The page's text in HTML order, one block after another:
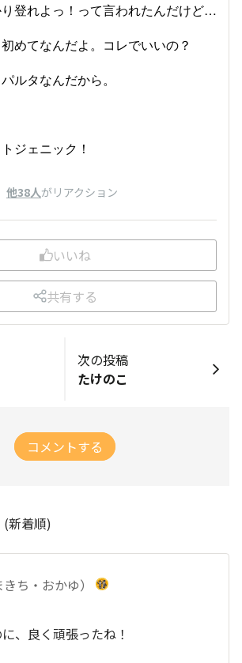
登れよっ！って言われたんだけど…
めてなんだよ。コレでいいの？
ルタなんだから。
ジェニック！
他38人がリアクション
いいね
共有する
次の投稿
たけのこ
コメントする
(新着順)
ち・おかゆ）
、良く頑張ったね！